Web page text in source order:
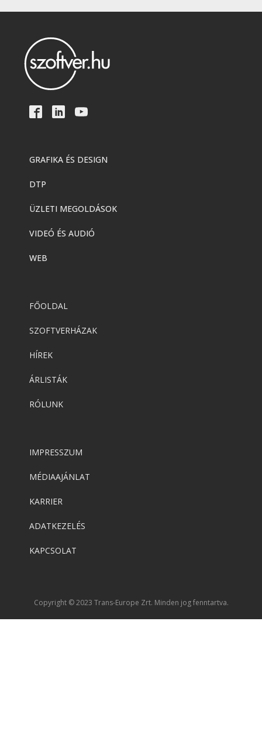
GRAFIKA ÉS DESIGN
DTP
ÜZLETI MEGOLDÁSOK
VIDEÓ ÉS AUDIÓ
WEB
FŐOLDAL
SZOFTVERHÁZAK
HÍREK
ÁRLISTÁK
RÓLUNK
IMPRESSZUM
MÉDIAAJÁNLAT
KARRIER
ADATKEZELÉS
KAPCSOLAT
Copyright © 2023 Trans-Europe Zrt. Minden jog fenntartva.